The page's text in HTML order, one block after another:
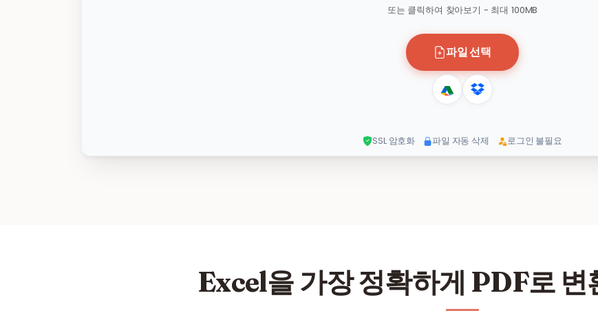
또는 클릭하여 찾아보기 - 최대 100MB
파일 선택
SSL 암호화 파일 자동 삭제 로그인 불필요
Excel을 가장 정확하게 PDF로 변